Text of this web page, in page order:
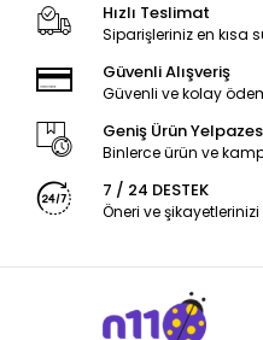
Hızlı Teslimat
Siparişleriniz en kısa
Güvenli Alışveriş
Güvenli ve kolay
Geniş Ürün
Binlerce ürün ve
7 / 24 DESTEK
Öneri ve